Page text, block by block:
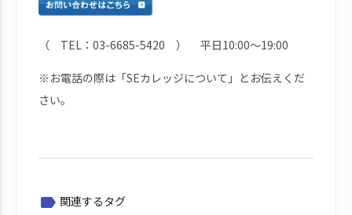
（ TEL：03-6685-5420 ） 平日10:00～19:00
※お電話の際は「SEカレッジについて」とお伝えくだ
さい。
label 関連するタグ